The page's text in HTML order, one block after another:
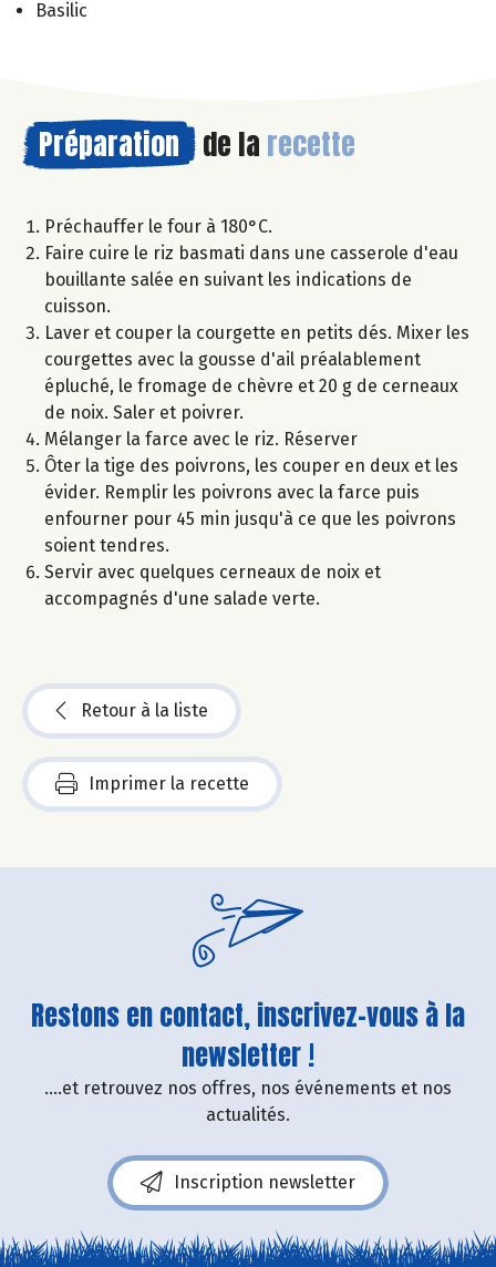
Basilic
Préparation de la recette
Préchauffer le four à 180°C.
Faire cuire le riz basmati dans une casserole d'eau
bouillante salée en suivant les indications de
cuisson.
Laver et couper la courgette en petits dés. Mixer les
courgettes avec la gousse d'ail préalablement
épluché, le fromage de chèvre et 20 g de cerneaux
de noix. Saler et poivrer.
Mélanger la farce avec le riz. Réserver
Ôter la tige des poivrons, les couper en deux et les
évider. Remplir les poivrons avec la farce puis
enfourner pour 45 min jusqu'à ce que les poivrons
soient tendres.
Servir avec quelques cerneaux de noix et
accompagnés d'une salade verte.
Retour à la liste
Imprimer la recette
Restons en contact, inscrivez-vous à la
newsletter !
....et retrouvez nos offres, nos événements et nos
actualités.
Inscription newsletter